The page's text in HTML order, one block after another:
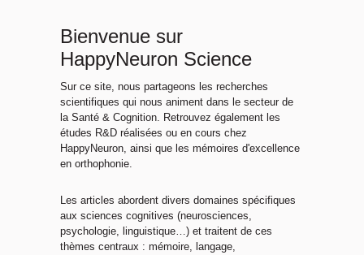
Bienvenue sur
HappyNeuron Science
Sur ce site, nous partageons les recherches
scientifiques qui nous animent dans le secteur de
la Santé & Cognition. Retrouvez également les
études R&D réalisées ou en cours chez
HappyNeuron, ainsi que les mémoires d'excellence
en orthophonie.
Les articles abordent divers domaines spécifiques
aux sciences cognitives (neurosciences,
psychologie, linguistique…) et traitent de ces
thèmes centraux : mémoire, langage,